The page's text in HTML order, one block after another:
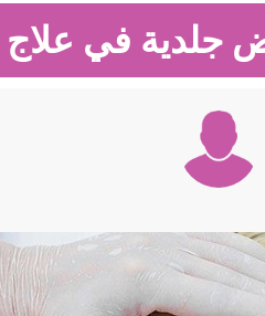
جلدية في علاج